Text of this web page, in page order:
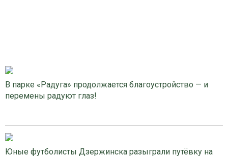
В парке «Радуга» продолжается благоустройство — и
перемены радуют глаз!
Юные футболисты Дзержинска разыграли путёвку на